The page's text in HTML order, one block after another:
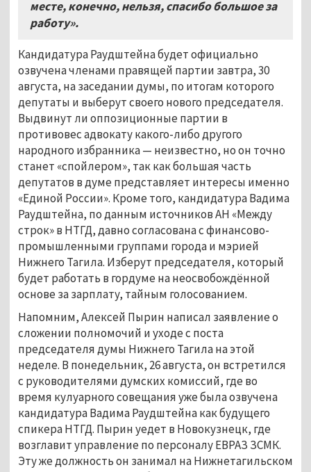
месте, конечно, нельзя, спасибо большое за
работу».
Кандидатура Раудштейна будет официально
озвучена членами правящей партии завтра, 30
августа, на заседании думы, по итогам которого
депутаты и выберут своего нового председателя.
Выдвинут ли оппозиционные партии в
противовес адвокату какого-либо другого
народного избранника — неизвестно, но он точно
станет «спойлером», так как большая часть
депутатов в думе представляет интересы именно
«Единой России». Кроме того, кандидатура Вадима
Раудштейна, по данным источников АН «Между
строк» в НТГД, давно согласована с финансово-
промышленными группами города и мэрией
Нижнего Тагила. Изберут председателя, который
будет работать в гордуме на неосвобождённой
основе за зарплату, тайным голосованием.
Напомним, Алексей Пырин написал заявление о
сложении полномочий и уходе с поста
председателя думы Нижнего Тагила на этой
неделе. В понедельник, 26 августа, он встретился
с руководителями думских комиссий, где во
время кулуарного совещания уже была озвучена
кандидатура Вадима Раудштейна как будущего
спикера НТГД. Пырин уедет в Новокузнецк, где
возглавит управление по персоналу ЕВРАЗ ЗСМК.
Эту же должность он занимал на Нижнетагильском